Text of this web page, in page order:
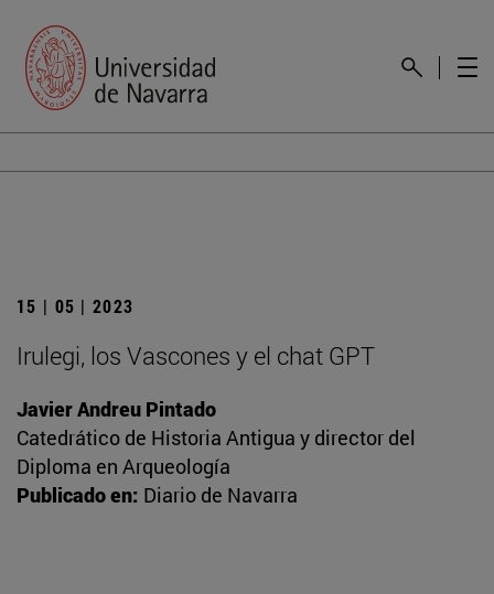
15 | 05 | 2023
Irulegi, los Vascones y el chat GPT
Javier Andreu Pintado
Catedrático de Historia Antigua y director del
Diploma en Arqueología
Publicado en: Diario de Navarra